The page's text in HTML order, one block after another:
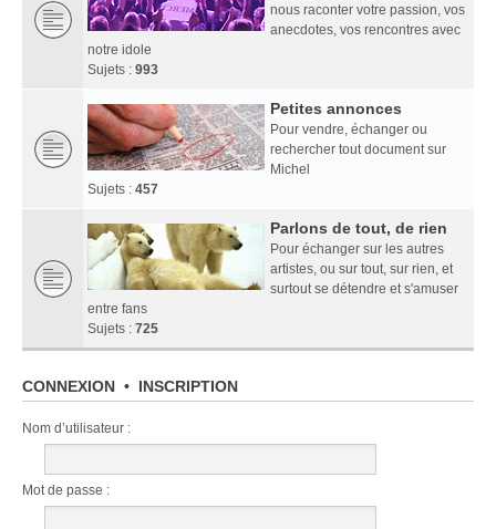
nous raconter votre passion, vos
anecdotes, vos rencontres avec
notre idole
Sujets : 993
Petites annonces
Pour vendre, échanger ou
rechercher tout document sur
Michel
Sujets : 457
Parlons de tout, de rien
Pour échanger sur les autres
artistes, ou sur tout, sur rien, et
surtout se détendre et s'amuser
entre fans
Sujets : 725
CONNEXION • INSCRIPTION
Nom d’utilisateur :
Mot de passe :